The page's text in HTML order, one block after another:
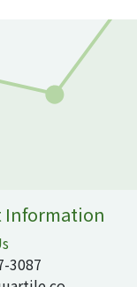
Information
3087